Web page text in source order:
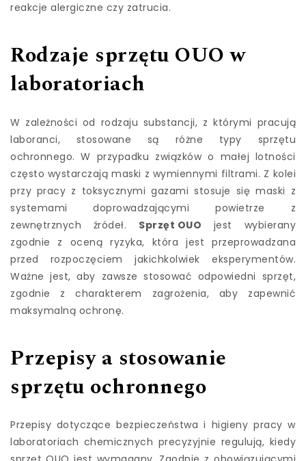
reakcje alergiczne czy zatrucia.
Rodzaje sprzętu OUO w
laboratoriach
W zależności od rodzaju substancji, z którymi pracują
laboranci, stosowane są różne typy sprzętu
ochronnego. W przypadku związków o małej lotności
często wystarczają maski z wymiennymi filtrami. Z kolei
przy pracy z toksycznymi gazami stosuje się maski z
systemami doprowadzającymi powietrze z
zewnętrznych źródeł.
Sprzęt OUO jest wybierany
zgodnie z oceną ryzyka, która jest przeprowadzana
przed rozpoczęciem jakichkolwiek eksperymentów.
Ważne jest, aby zawsze stosować odpowiedni sprzęt,
zgodnie z charakterem zagrożenia, aby zapewnić
maksymalną ochronę.
Przepisy a stosowanie
sprzętu ochronnego
Przepisy dotyczące bezpieczeństwa i higieny pracy w
laboratoriach chemicznych precyzyjnie regulują, kiedy